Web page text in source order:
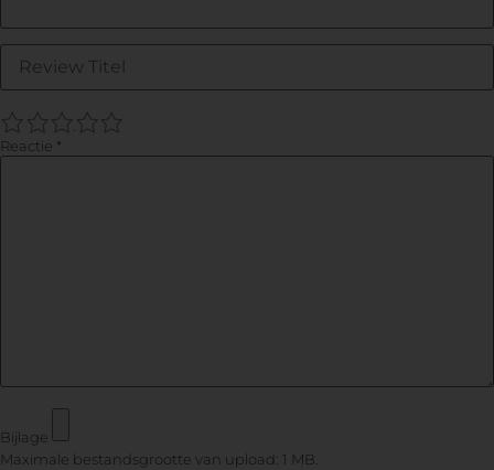
5
4
3
2
Reactie *
Bijlage
Maximale bestandsgrootte van upload: 1 MB.